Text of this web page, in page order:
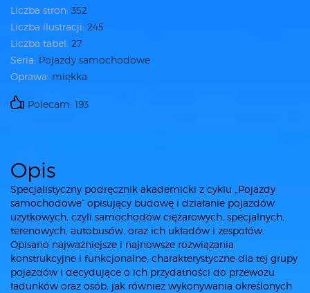
Liczba stron: 352
Liczba ilustracji: 245
Liczba tabel: 27
Seria: Pojazdy samochodowe
Oprawa: miękka
Polecam: 193
Opis
Specjalistyczny podręcznik akademicki z cyklu „Pojazdy
samochodowe” opisujący budowę i działanie pojazdów
użytkowych, czyli samochodów ciężarowych, specjalnych,
terenowych, autobusów, oraz ich układów i zespołów.
Opisano najważniejsze i najnowsze rozwiązania
konstrukcyjne i funkcjonalne, charakterystyczne dla tej grupy
pojazdów i decydujące o ich przydatności do przewozu
ładunków oraz osób, jak również wykonywania określonych